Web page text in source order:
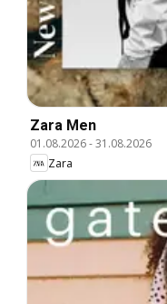
Zara Men
01.08.2026-31.08.2026
Zara